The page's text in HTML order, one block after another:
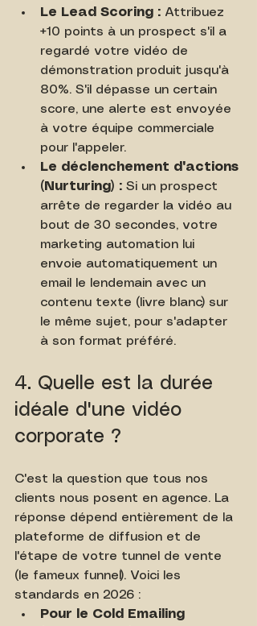
Le Lead Scoring : Attribuez
+10 points à un prospect s'il a
regardé votre vidéo de
démonstration produit jusqu'à
80%. S'il dépasse un certain
score, une alerte est envoyée
à votre équipe commerciale
pour l'appeler.
Le déclenchement d'actions
(Nurturing) : Si un prospect
arrête de regarder la vidéo au
bout de 30 secondes, votre
marketing automation lui
envoie automatiquement un
email le lendemain avec un
contenu texte (livre blanc) sur
le même sujet, pour s'adapter
à son format préféré.
4. Quelle est la durée
idéale d'une vidéo
corporate ?
C'est la question que tous nos
clients nous posent en agence. La
réponse dépend entièrement de la
plateforme de diffusion et de
l'étape de votre tunnel de vente
(le fameux funnel). Voici les
standards en 2026 :
Pour le Cold Emailing